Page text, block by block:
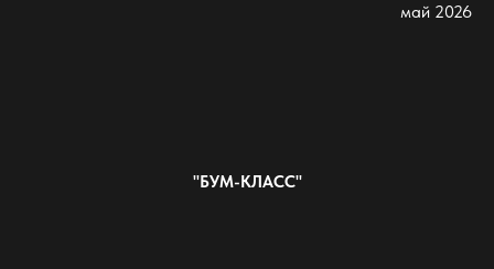
май 2026
"БУМ-КЛАСС"